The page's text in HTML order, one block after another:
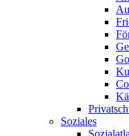
Soziales